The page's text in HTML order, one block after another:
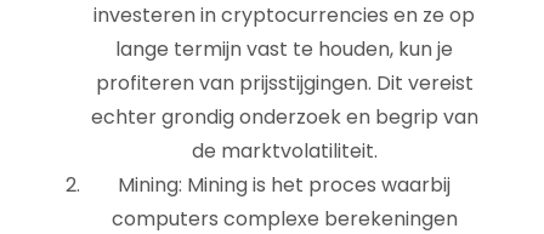
investeren in cryptocurrencies en ze op
lange termijn vast te houden, kun je
profiteren van prijsstijgingen. Dit vereist
echter grondig onderzoek en begrip van
de marktvolatiliteit.
Mining: Mining is het proces waarbij
computers complexe berekeningen